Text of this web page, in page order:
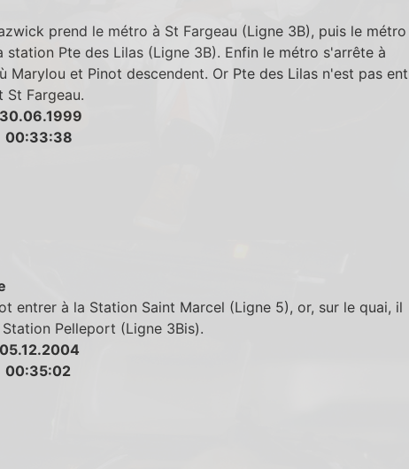
prend le métro à St Fargeau (Ligne 3B), puis le métro
station Pte des Lilas (Ligne 3B). Enfin le métro s'arrête à
Marylou et Pinot descendent. Or Pte des Lilas n'est pas
St Fargeau.
00:33:38
entrer à la Station Saint Marcel (Ligne 5), or, sur le quai, il
Pelleport (Ligne 3Bis).
00:35:02